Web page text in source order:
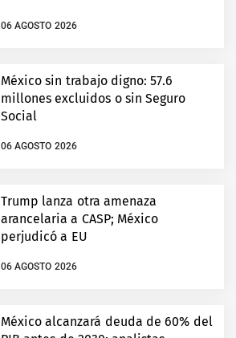
06 AGOSTO 2026
México sin trabajo digno: 57.6
millones excluidos o sin Seguro
Social
06 AGOSTO 2026
Trump lanza otra amenaza
arancelaria a CASP; México
perjudicó a EU
06 AGOSTO 2026
México alcanzará deuda de 60% del